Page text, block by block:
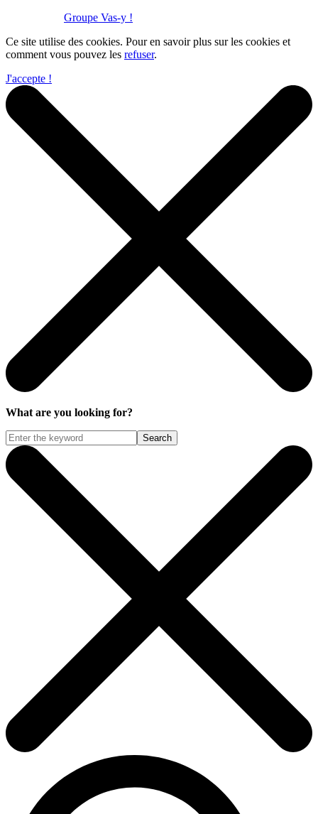
Groupe Vas-y !
Ce site utilise des cookies. Pour en savoir plus sur les cookies et
comment vous pouvez les refuser.
J'accepte !
What are you looking for?
Search